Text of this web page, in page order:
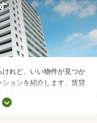
れど、いい物件が見つか
ョンを紹介します。賃貸
内装などが異なります。
ったりなお部屋を見つけ